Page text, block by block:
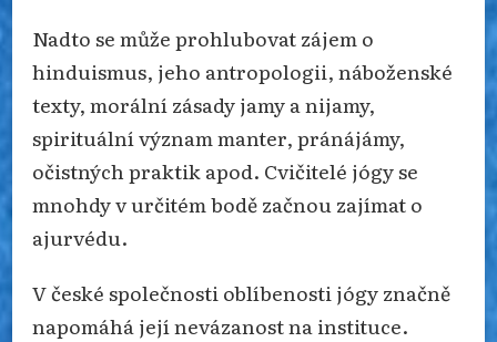
Nadto se může prohlubovat zájem o
hinduismus, jeho antropologii, náboženské
texty, morální zásady jamy a nijamy,
spirituální význam manter, pránájámy,
očistných praktik apod. Cvičitelé jógy se
mnohdy v určitém bodě začnou zajímat o
ajurvédu.
V české společnosti oblíbenosti jógy značně
napomáhá její nevázanost na instituce.